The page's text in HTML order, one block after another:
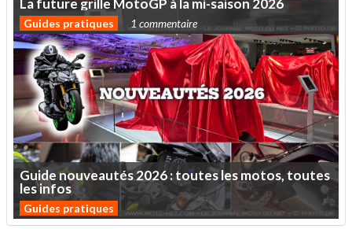
Guides pratiques 1 commentaire
Guidenouveautés2026:touteslesmotos,toutes
lesinfos
Guides pratiques